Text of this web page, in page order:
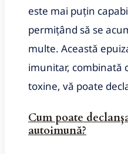
este mai puțin
permițând să se
multe. Această
imunitar, combinată
toxine, vă poate
Cum poate
autoimună?